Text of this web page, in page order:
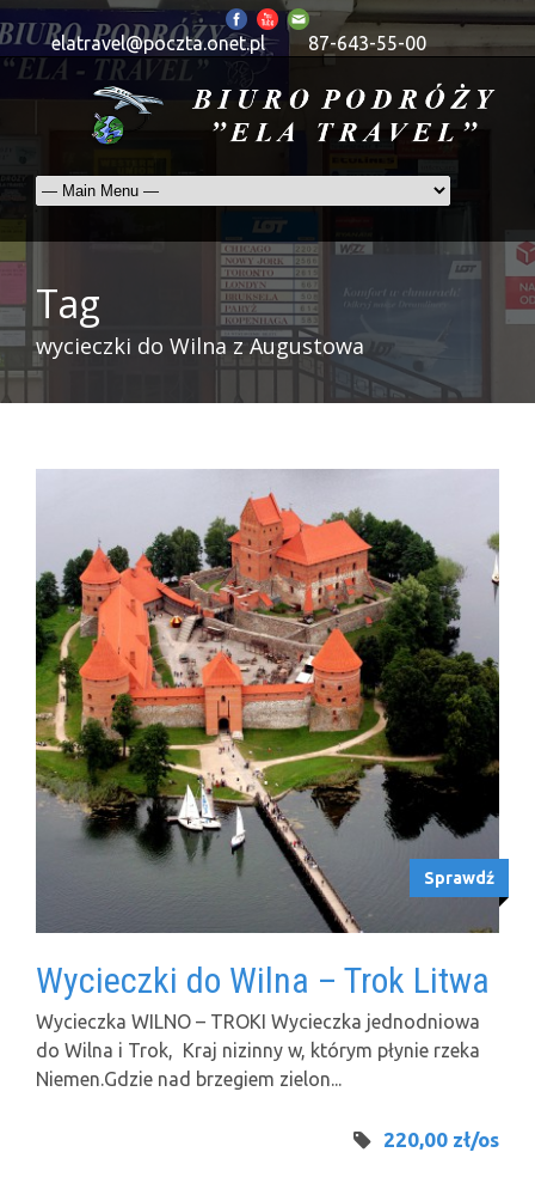
elatravel@poczta.onet.pl 87-643-55-00
Tag
wycieczki do Wilna z Augustowa
Sprawdź
Wycieczki do Wilna – Trok Litwa
Wycieczka WILNO – TROKI Wycieczka jednodniowa
do Wilna i Trok, Kraj nizinny w, którym płynie rzeka
Niemen.Gdzie nad brzegiem zielon...
220,00 zł/os